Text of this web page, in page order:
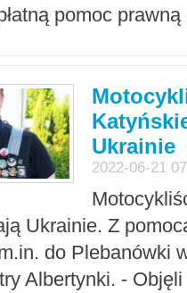
pomoc
Ukrainie
2022-06-21
Ukrainie. Z
do Plebanówki
Albertynki. -